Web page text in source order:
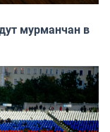
мурманчан в